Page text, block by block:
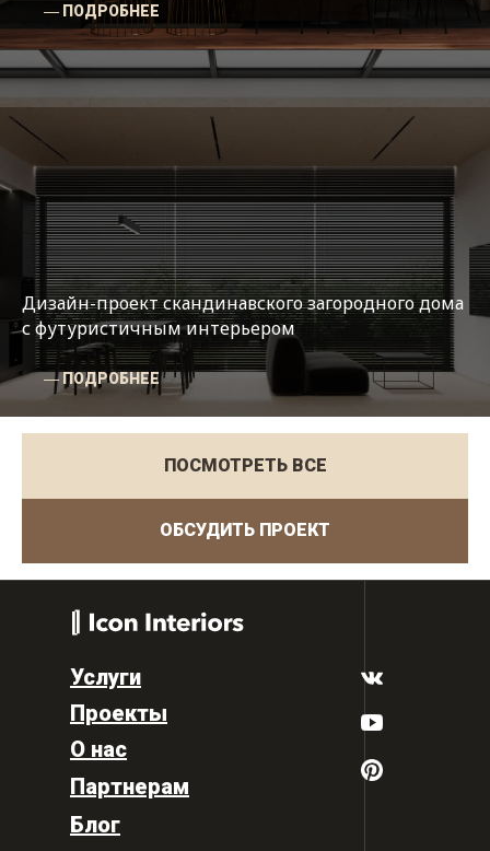
― ПОДРОБНЕЕ
Дизайн-проект скандинавского загородного дома
с футуристичным интерьером
― ПОДРОБНЕЕ
ПОСМОТРЕТЬ ВСЕ
ОБСУДИТЬ ПРОЕКТ
Услуги
Проекты
О нас
Партнерам
Блог